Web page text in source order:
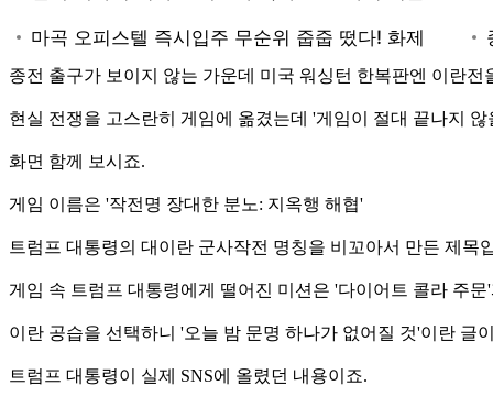
종전 출구가 보이지 않는 가운데 미국 워싱턴 한복판엔 이란
현실 전쟁을 고스란히 게임에 옮겼는데 '게임이 절대 끝나지
화면 함께 보시죠.
게임 이름은 '작전명 장대한 분노: 지옥행 해협'
트럼프 대통령의 대이란 군사작전 명칭을 비꼬아서 만든 제목
게임 속 트럼프 대통령에게 떨어진 미션은 '다이어트 콜라 주문
이란 공습을 선택하니 '오늘 밤 문명 하나가 없어질 것'이란 글
트럼프 대통령이 실제 SNS에 올렸던 내용이죠.